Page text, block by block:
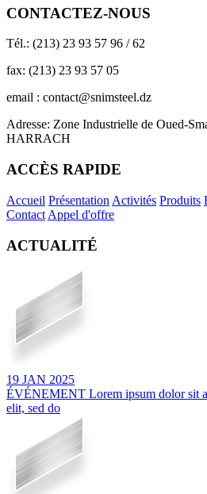
CONTACTEZ-NOUS
Tél.: (213) 23 93 57 96 / 62
fax: (213) 23 93 57 05
email : contact@snimsteel.dz
Adresse: Zone Industrielle de Oued-
HARRACH
ACCÈS RAPIDE
Accueil Présentation Activités Produits
Contact Appel d'offre
ACTUALITÉ
19 JAN 2025
ÉVÉNEMENT Lorem ipsum dolor sit
elit, sed do